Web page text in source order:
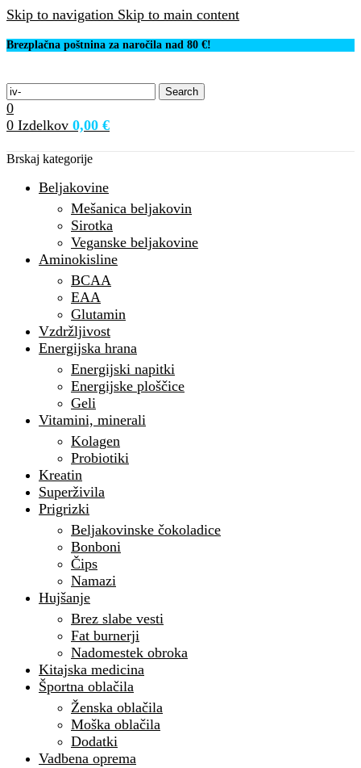
Skip to navigation Skip to main content
Brezplačna poštnina za naročila nad 80 €!
Search
0
0 Izdelkov 0,00 €
Brskaj kategorije
Beljakovine
Mešanica beljakovin
Sirotka
Veganske beljakovine
Aminokisline
BCAA
EAA
Glutamin
Vzdržljivost
Energijska hrana
Energijski napitki
Energijske ploščice
Geli
Vitamini, minerali
Kolagen
Probiotiki
Kreatin
Superživila
Prigrizki
Beljakovinske čokoladice
Bonboni
Čips
Namazi
Hujšanje
Brez slabe vesti
Fat burnerji
Nadomestek obroka
Kitajska medicina
Športna oblačila
Ženska oblačila
Moška oblačila
Dodatki
Vadbena oprema